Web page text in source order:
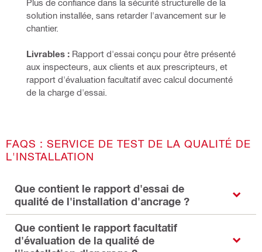
Plus de confiance dans la sécurité structurelle de la
solution installée, sans retarder l'avancement sur le
chantier.
Livrables : Rapport d'essai conçu pour être présenté
aux inspecteurs, aux clients et aux prescripteurs, et
rapport d'évaluation facultatif avec calcul documenté
de la charge d'essai.
FAQS : SERVICE DE TEST DE LA QUALITÉ DE
L'INSTALLATION
Que contient le rapport d'essai de
qualité de l'installation d'ancrage ?
Que contient le rapport facultatif
d'évaluation de la qualité de